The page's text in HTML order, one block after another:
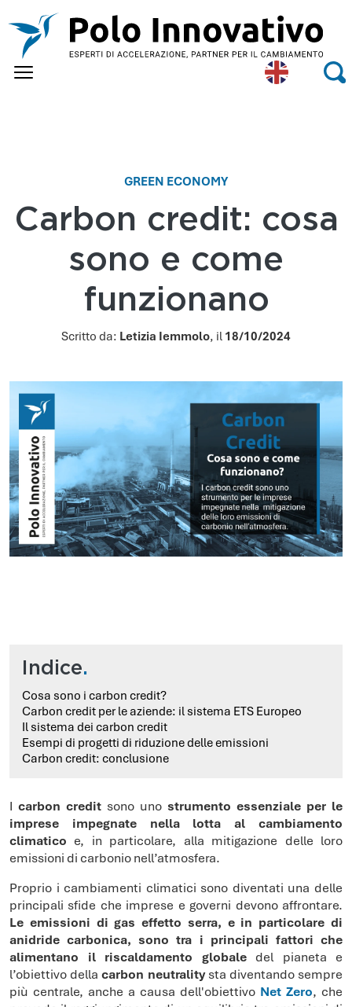
Eng
lish
GREEN ECONOMY
Carbon credit: cosa
sono e come
funzionano
Scritto da: Letizia Iemmolo, il 18/10/2024
Indice.
Cosa sono i carbon credit?
Carbon credit per le aziende: il sistema ETS Europeo
Il sistema dei carbon credit
Esempi di progetti di riduzione delle emissioni
Carbon credit: conclusione
I carbon credit sono uno strumento essenziale per le
imprese impegnate nella lotta al cambiamento
climatico e, in particolare, alla mitigazione delle loro
emissioni di carbonio nell’atmosfera.
Proprio i cambiamenti climatici sono diventati una delle
principali sfide che imprese e governi devono affrontare.
Le emissioni di gas effetto serra, e in particolare di
anidride carbonica, sono tra i principali fattori che
alimentano il riscaldamento globaledel pianeta e
l’obiettivo dellacarbon neutralitysta diventando sempre
più centrale, anche a causa dell'obiettivo Net Zero, che